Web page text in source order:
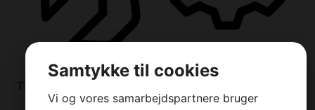
This is
Samtykke til cookies
Vi og vores samarbejdspartnere bruger